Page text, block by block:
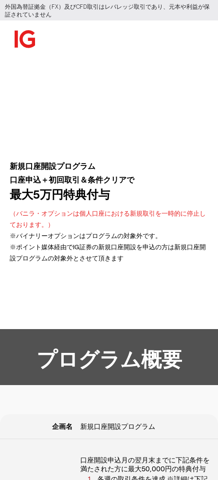
外国為替証拠金（FX）及びCFD取引はレバレッジ取引であり、元本や利益が保
証されていません
新規口座開設プログラム
口座申込＋初回取引＆条件クリアで
最大5万円特典付与
（バニラ・オプションは個人口座における新規取引を一時的に停止し
ております。）
※バイナリーオプションはプログラムの対象外です。
※ポイント媒体経由でIG証券の新規口座開設を申込の方は新規口座開
設プログラムの対象外とさせて頂きます
プログラム概要
企画名 新規口座開設プログラム
口座開設申込月の翌月末までに下記条件を
満たされた方に最大50,000円の特典付与